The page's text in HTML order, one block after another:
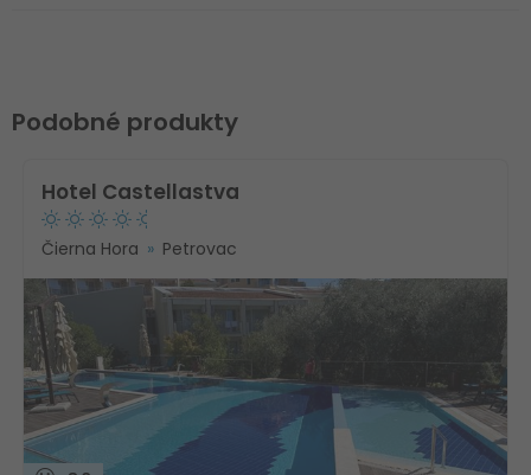
Podobné produkty
Hotel Castellastva
Čierna Hora Petrovac